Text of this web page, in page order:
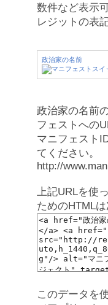
数件など表示
レジットの表
政治家の名前
政治家の名前
フェストへの
マニフェスト
てください。
http://
上記URLを使
ためのHTMLは
このデータを